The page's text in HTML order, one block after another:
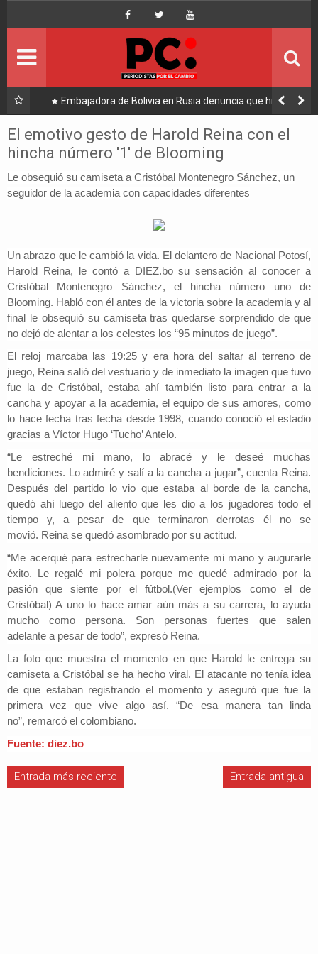
Embajadora de Bolivia en Rusia denuncia que hijo de
Hugo Moldiz impulsó su destitución
El emotivo gesto de Harold Reina con el
hincha número '1' de Blooming
Le obsequió su camiseta a Cristóbal Montenegro Sánchez, un
seguidor de la academia con capacidades diferentes
Un abrazo que le cambió la vida. El delantero de Nacional Potosí,
Harold Reina, le contó a DIEZ.bosusensación al conocer a
Cristóbal Montenegro Sánchez, el hincha número uno de
Blooming. Habló con él antes de la victoria sobre la academia y al
final le obsequió su camiseta tras quedarse sorprendido de que
no dejó de alentar a los celestes los “95 minutos de juego”.
El reloj marcaba las 19:25 y era hora del saltar al terreno de
juego, Reina salió del vestuario y de inmediato la imagen que tuvo
fue la de Cristóbal,estaba ahí también listo para entrar a la
cancha y apoyar a la academia, el equipo de sus amores, como
lo hace fecha tras fecha desde 1998, cuando conoció el estadio
gracias a Víctor Hugo ‘Tucho’ Antelo.
“Le estreché mi mano, lo abracé y le deseé muchas
bendiciones. Lo admiré y salí a la cancha a jugar”, cuenta Reina.
Después del partido lo vio que estaba al borde de la cancha,
quedó ahí luego del aliento que les dio a los jugadores todo el
tiempo y, a pesar de que terminaron derrotas él no se
movió. Reina se quedó asombrado por su actitud.
“Me acerqué para estrecharle nuevamente mi mano y augurarle
éxito. Le regalé mi polera porque me quedé admirado por la
pasión que siente por el fútbol.(Ver ejemplos como el de
Cristóbal) A uno lo hace amar aún más a su carrera, lo ayuda
mucho como persona. Son personas fuertes que salen
adelante a pesar de todo”, expresó Reina.
La foto que muestra el momento en que Harold le entrega su
camiseta a Cristóbal se ha hecho viral. El atacante no tenía idea
de que estaban registrando el momento y aseguró que fue la
primera vez que vive algo así.“De esa manera tan linda
no”, remarcó el colombiano.
Fuente: diez.bo
Entrada más reciente Entrada antigua
Portada
Ultimo
Economía
Mundo
Lee Más